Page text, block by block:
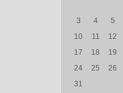
3
4 5
10
11 12
17
18 19
24
25 26
31